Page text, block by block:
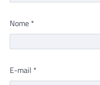
Nome *
E-mail *